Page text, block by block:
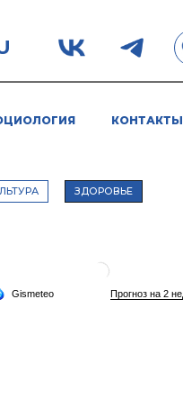
КОНТАКТЫ
ЗДОРОВЬЕ